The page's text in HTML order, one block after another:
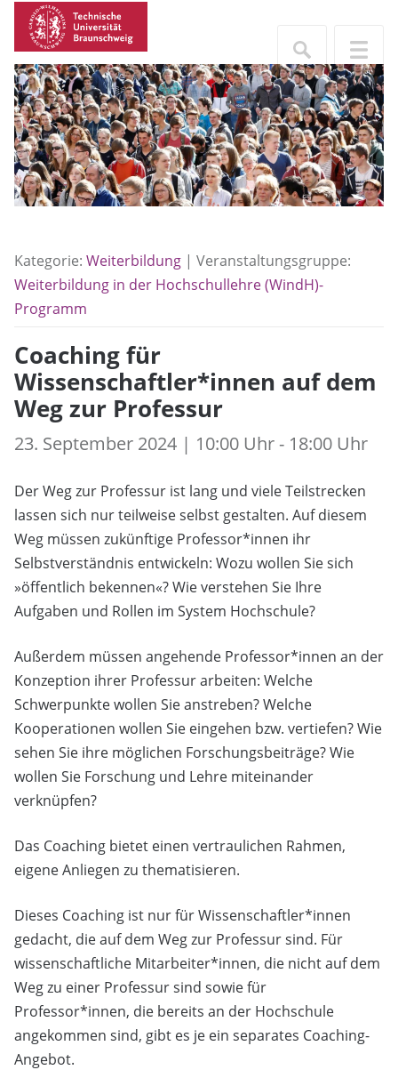
Kategorie: Weiterbildung | Veranstaltungsgruppe:
Weiterbildung in der Hochschullehre (WindH)-
Programm
Coaching für
Wissenschaftler*innen auf dem
Weg zur Professur
23. September 2024 | 10:00 Uhr - 18:00 Uhr
Der Weg zur Professur ist lang und viele Teilstrecken
lassen sich nur teilweise selbst gestalten. Auf diesem
Weg müssen zukünftige Professor*innen ihr
Selbstverständnis entwickeln: Wozu wollen Sie sich
»öffentlich bekennen«? Wie verstehen Sie Ihre
Aufgaben und Rollen im System Hochschule?
Außerdem müssen angehende Professor*innen an der
Konzeption ihrer Professur arbeiten: Welche
Schwerpunkte wollen Sie anstreben? Welche
Kooperationen wollen Sie eingehen bzw. vertiefen? Wie
sehen Sie ihre möglichen Forschungsbeiträge? Wie
wollen Sie Forschung und Lehre miteinander
verknüpfen?
Das Coaching bietet einen vertraulichen Rahmen,
eigene Anliegen zu thematisieren.
Dieses Coaching ist nur für Wissenschaftler*innen
gedacht, die auf dem Weg zur Professur sind. Für
wissenschaftliche Mitarbeiter*innen, die nicht auf dem
Weg zu einer Professur sind sowie für
Professor*innen, die bereits an der Hochschule
angekommen sind, gibt es je ein separates Coaching-
Angebot.